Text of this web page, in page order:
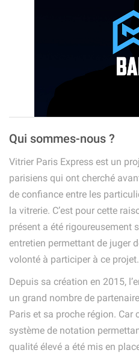
Qui sommes-nous ?
Vitrier Paris Express est un
parisiens qui ont cherché
de confiance entre les
la vitrerie. C’est pour cette
présent a été rigoureusement
entretien permettant de juger
volonté à participer à ce projet.
Depuis sa création en 2015,
un grand nombre de
Paris et sa proche région. Car
système de notation
qualité élevé a été mis en